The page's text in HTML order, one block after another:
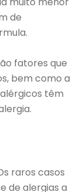
de
fatores que
bem como a
têm
raros casos
de alergias a